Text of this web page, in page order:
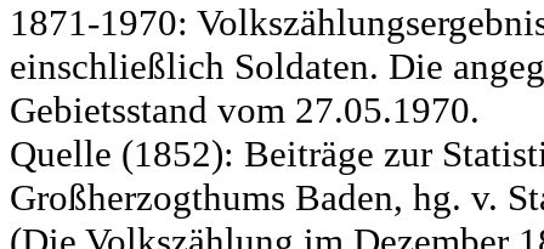
1871-1970:
einschließlich Soldaten. Die
Gebietsstand vom 27.05.1970.
Quelle (1852): Beiträge zur
Großherzogthums Baden, hg. v.